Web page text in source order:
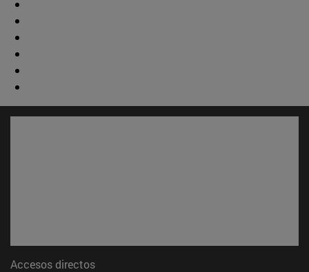
Accesos directos